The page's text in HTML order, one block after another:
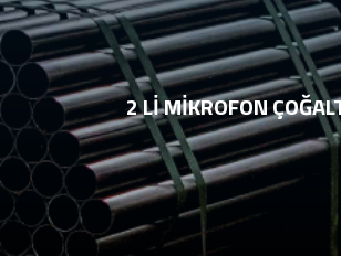
2 Lİ MİKROFON